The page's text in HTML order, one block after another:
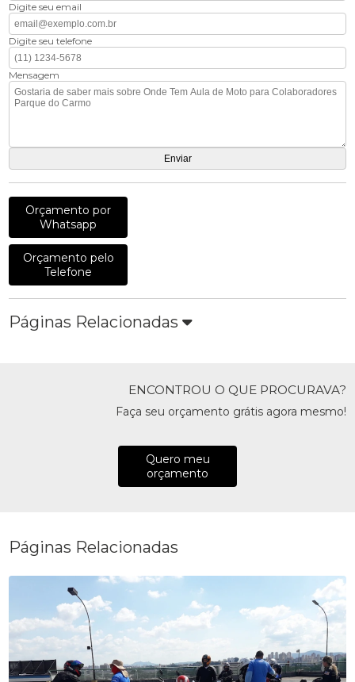
Digite seu email
Digite seu telefone
Mensagem
Orçamento por
Whatsapp
Orçamento pelo
Telefone
Páginas Relacionadas
ENCONTROU O QUE PROCURAVA?
Faça seu orçamento grátis agora mesmo!
Quero meu
orçamento
Páginas Relacionadas